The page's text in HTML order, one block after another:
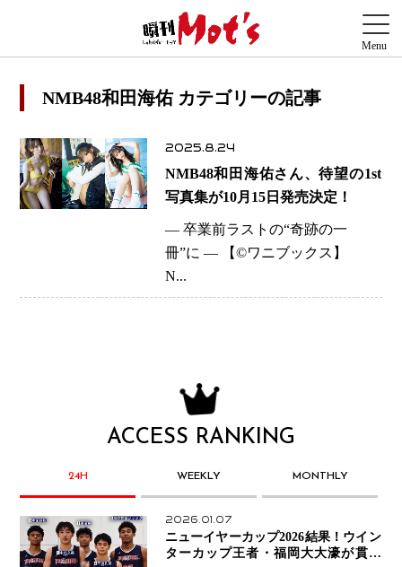
NMB48和田海佑 カテゴリーの記事
2025.8.24
NMB48和田海佑さん、待望の1st
写真集が10月15日発売決定！
― 卒業前ラストの“奇跡の一
冊”に ― 【©️ワニブックス】
N...
ACCESS RANKING
24H WEEKLY MONTHLY
2026.01.07
ニューイヤーカップ2026結果！ウイン
ターカップ王者・福岡大大濠が貫禄